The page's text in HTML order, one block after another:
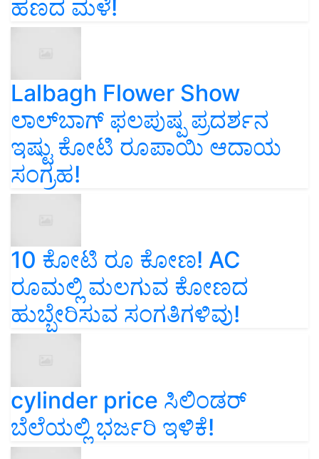
ಹಣದ ಮಳೆ!
Lalbagh Flower Show
ಲಾಲ್‌ಬಾಗ್ ಫಲಪುಷ್ಪ ಪ್ರದರ್ಶನ
ಇಷ್ಟು ಕೋಟಿ ರೂಪಾಯಿ ಆದಾಯ
ಸಂಗ್ರಹ!
10 ಕೋಟಿ ರೂ ಕೋಣ! AC
ರೂಮಲ್ಲಿ ಮಲಗುವ ಕೋಣದ
ಹುಬ್ಬೇರಿಸುವ ಸಂಗತಿಗಳಿವು!
cylinder price ಸಿಲಿಂಡರ್‌
ಬೆಲೆಯಲ್ಲಿ ಭರ್ಜರಿ ಇಳಿಕೆ!